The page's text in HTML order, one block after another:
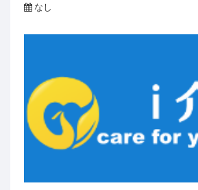
なし